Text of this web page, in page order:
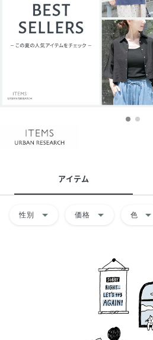
アイテム
性別 arrow_drop_down 価格 arrow_drop_down 色 arrow_drop_down